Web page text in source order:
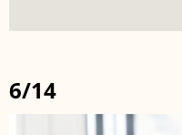
6/14